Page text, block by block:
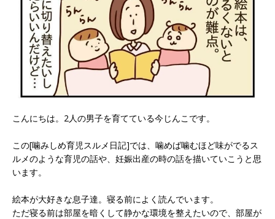
こんにちは。2人の男子を育てている今じんこです。
この[噛みしめ育児スルメ日記]では、噛めば噛むほど味がでるス
ルメのような育児の話や、妊娠出産の時の話を描いていこうと思
います。
絵本が大好きな息子達。寝る前によく読んでいます。
ただ寝る前は部屋を暗くして静かな環境を整えたいので、部屋が